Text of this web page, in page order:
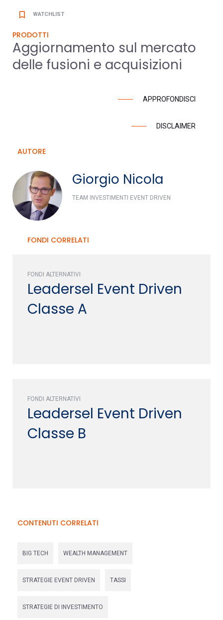
bookmark_border WATCHLIST
PRODOTTI
Aggiornamento sul mercato
delle fusioni e acquisizioni
APPROFONDISCI
DISCLAIMER
AUTORE
Giorgio Nicola
TEAM INVESTIMENTI EVENT DRIVEN
FONDI CORRELATI
FONDI ALTERNATIVI
Leadersel Event Driven
Classe A
FONDI ALTERNATIVI
Leadersel Event Driven
Classe B
CONTENUTI CORRELATI
BIG TECH WEALTH MANAGEMENT
STRATEGIE EVENT DRIVEN TASSI
STRATEGIE DI INVESTIMENTO